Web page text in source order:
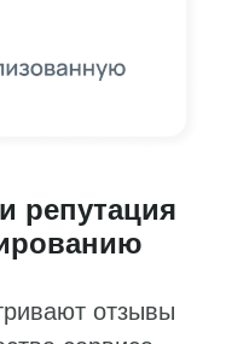
репутация
отзывы